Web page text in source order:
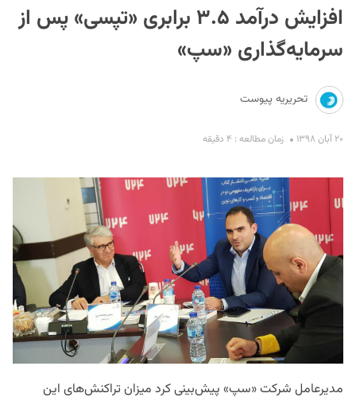
افزایش درآمد ۳.۵ برابری «تپسی» پس از
سرمایه‌گذاری «سپ»
تحریریه پیوست
۲۰ آبان ۱۳۹۸ زمان مطالعه : ۴ دقیقه
مدیرعامل شرکت «سپ» پیش‌بینی کرد میزان تراکنش‌های این